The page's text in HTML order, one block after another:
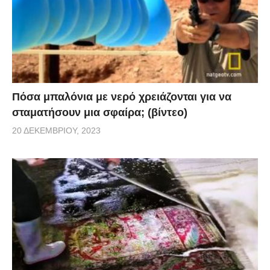
Πόσα μπαλόνια με νερό χρειάζονται για να
σταματήσουν μια σφαίρα; (βίντεο)
20 ΔΕΚΕΜΒΡΊΟΥ, 2023